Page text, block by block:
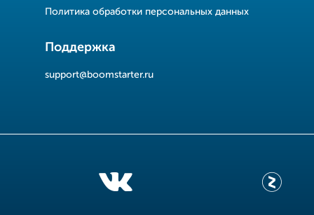
Политика обработки персональных данных
Поддержка
support@boomstarter.ru